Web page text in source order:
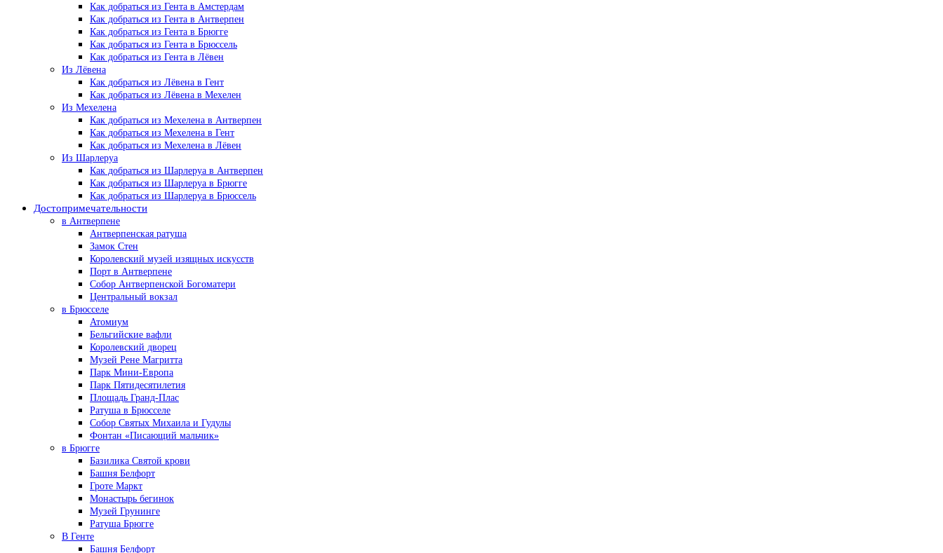
Как добраться из Гента в Амстердам
Как добраться из Гента в Антверпен
Как добраться из Гента в Брюгге
Как добраться из Гента в Брюссель
Как добраться из Гента в Лёвен
Из Лёвена
Как добраться из Лёвена в Гент
Как добраться из Лёвена в Мехелен
Из Мехелена
Как добраться из Мехелена в Антверпен
Как добраться из Мехелена в Гент
Как добраться из Мехелена в Лёвен
Из Шарлеруа
Как добраться из Шарлеруа в Антверпен
Как добраться из Шарлеруа в Брюгге
Как добраться из Шарлеруа в Брюссель
Достопримечательности
в Антверпене
Антверпенская ратуша
Замок Стен
Королевский музей изящных искусств
Порт в Антверпене
Собор Антверпенской Богоматери
Центральный вокзал
в Брюсселе
Атомиум
Бельгийские вафли
Королевский дворец
Музей Рене Магритта
Парк Мини-Европа
Парк Пятидесятилетия
Площадь Гранд-Плас
Ратуша в Брюсселе
Собор Святых Михаила и Гудулы
Фонтан «Писающий мальчик»
в Брюгге
Базилика Святой крови
Башня Белфорт
Гроте Маркт
Монастырь бегинок
Музей Грунинге
Ратуша Брюгге
В Генте
Башня Белфорт